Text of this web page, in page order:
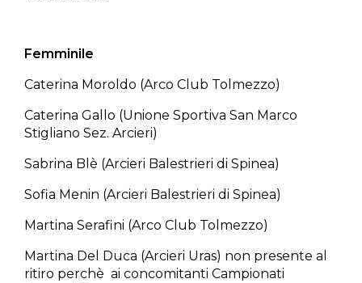
Femminile
Caterina Moroldo (Arco Club Tolmezzo)
Caterina Gallo (Unione Sportiva San Marco
Stigliano Sez. Arcieri)
Sabrina Blè (Arcieri Balestrieri di Spinea)
Sofia Menin (Arcieri Balestrieri di Spinea)
Martina Serafini (Arco Club Tolmezzo)
Martina Del Duca (Arcieri Uras) non presente al
ritiro perchè ai concomitanti Campionati